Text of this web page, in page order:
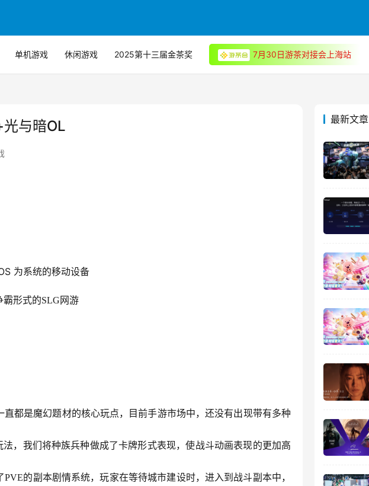
单机游戏 休闲游戏 2025第十三届金茶奖 7月30日游茶对接会上海站
与暗OL
为系统的移动设备
霸形式的SLG 网游
直都是魔幻题材的核心玩点，目前手游市场中，还没有出现带有多种
，我们将种族兵种做成了卡牌形式表现，使战斗动画表现的更加高
PVE的副本剧情系统，玩家在等待城市建设时，进入到战斗副本中，
最新文章